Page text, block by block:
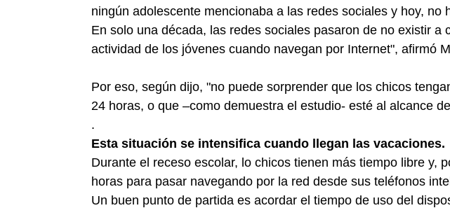
ningún adolescente mencionaba a las redes sociales y hoy, no
En solo una década, las redes sociales pasaron de no existir a
actividad de los jóvenes cuando navegan por Internet", afirmó
Por eso, según dijo, "no puede sorprender que los chicos
24 horas, o que –como demuestra el estudio- esté al alcance
.
Esta situación se intensifica cuando llegan las vacaciones.
Durante el receso escolar, lo chicos tienen más tiempo libre y,
horas para pasar navegando por la red desde sus teléfonos
Un buen punto de partida es acordar el tiempo de uso del